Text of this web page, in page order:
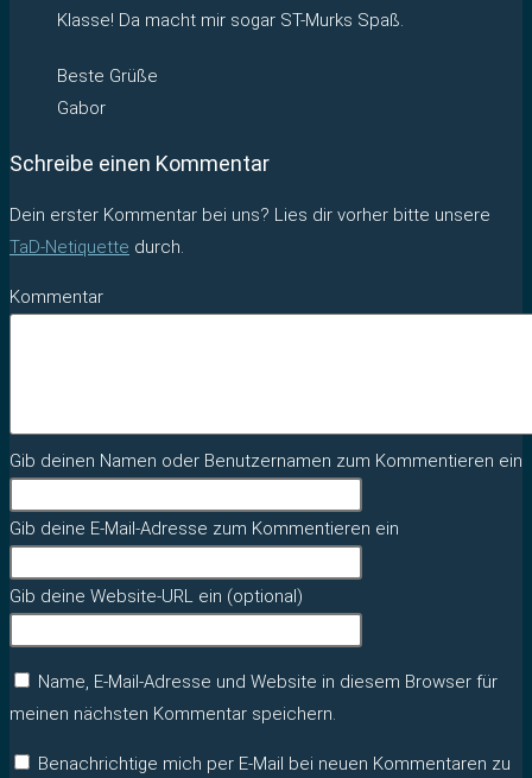
Klasse! Da macht mir sogar ST-Murks Spaß.
Beste Grüße
Gabor
Schreibe einen Kommentar
Dein erster Kommentar bei uns? Lies dir vorher bitte unsere
TaD-Netiquette durch.
Kommentar
Gib deinen Namen oder Benutzernamen zum Kommentieren ein
Gib deine E-Mail-Adresse zum Kommentieren ein
Gib deine Website-URL ein (optional)
Name, E-Mail-Adresse und Website in diesem Browser für
meinen nächsten Kommentar speichern.
Benachrichtige mich per E-Mail bei neuen Kommentaren zu